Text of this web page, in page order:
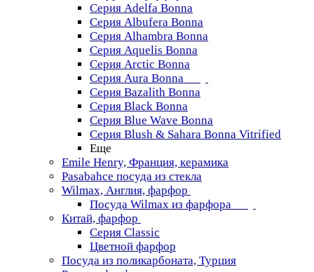
Серия Adelfa Bonna
Серия Albufera Bonna
Серия Alhambra Bonna
Серия Aquelis Bonna
Серия Arctic Bonna
Серия Aura Bonna
Серия Bazalith Bonna
Серия Black Bonna
Серия Blue Wave Bonna
Серия Blush & Sahara Bonna Vitrified
Еще
Emile Henry, Франция, керамика
Pasabahce посуда из стекла
Wilmax, Англия, фарфор
Посуда Wilmax из фарфора
Китай, фарфор
Серия Classiс
Цветной фарфор
Посуда из поликарбоната, Турция